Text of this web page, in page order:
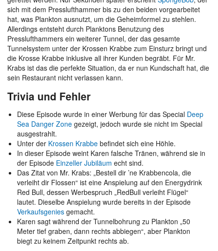
sich mit dem Presslufthammer bis zu den beiden vorgearbeitet
hat, was Plankton ausnutzt, um die Geheimformel zu stehlen.
Allerdings entsteht durch Planktons Benutzung des
Presslufthammers ein weiterer Tunnel, der das gesamte
Tunnelsystem unter der Krossen Krabbe zum Einsturz bringt und
die Krosse Krabbe inklusive all ihrer Kunden begräbt. Für Mr.
Krabs ist das die perfekte Situation, da er nun Kundschaft hat, die
sein Restaurant nicht verlassen kann.
Trivia und Fehler
Diese Episode wurde in einer Werbung für das Special Deep
Sea Danger Zone gezeigt, jedoch wurde sie nicht im Special
ausgestrahlt.
Unter der Krossen Krabbe befindet sich eine Höhle.
In dieser Episode weint Karen falsche Tränen, während sie in
der Episode Einzeller Jubiläum echt sind.
Das Zitat von Mr. Krabs: „Bestell dir ’ne Krabbencola, die
verleiht dir Flossen“ ist eine Anspielung auf den Energydrink
Red Bull, dessen Werbespruch „RedBull verleiht Flügel“
lautet. Dieselbe Anspielung wurde bereits in der Episode
Verkaufsgenies gemacht.
Karen sagt während der Tunnelbohrung zu Plankton „50
Meter tief graben, dann rechts abbiegen“, aber Plankton
biegt zu keinem Zeitpunkt rechts ab.